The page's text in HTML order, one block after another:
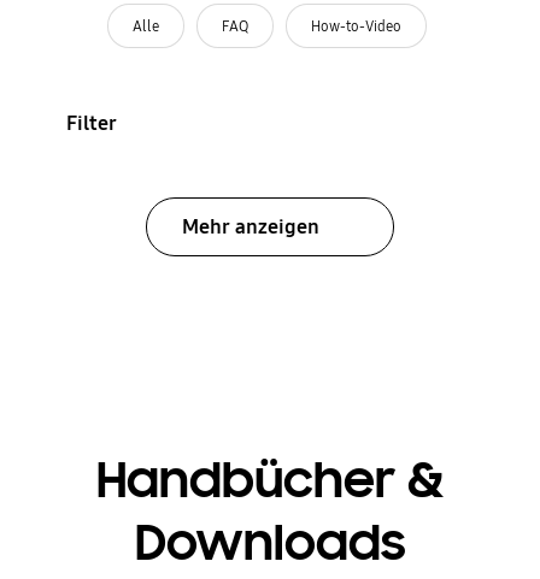
Alle FAQ How-to-Video
Filter
Mehr anzeigen
Handbücher &
Downloads